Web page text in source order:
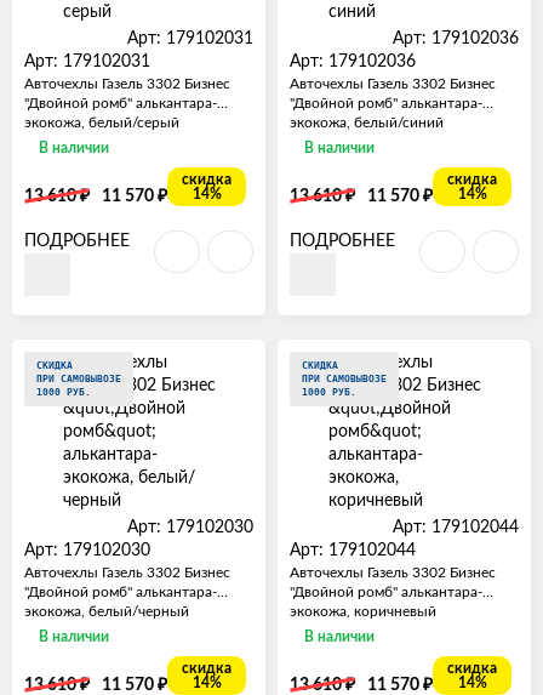
Арт: 179102031
Арт: 179102031
Авточехлы Газель 3302 Бизнес
"Двойной ромб" алькантара-
экокожа, белый/серый
В наличии
13 610₽ 11 570 ₽
скидка
14%
ПОДРОБНЕЕ
Арт: 179102036
Арт: 179102036
Авточехлы Газель 3302 Бизнес
"Двойной ромб" алькантара-
экокожа, белый/синий
В наличии
13 610₽ 11 570 ₽
скидка
14%
ПОДРОБНЕЕ
СКИДКА
ПРИ САМОВЫВОЗЕ
1000 РУБ.
Арт: 179102030
Арт: 179102030
Авточехлы Газель 3302 Бизнес
"Двойной ромб" алькантара-
экокожа, белый/черный
В наличии
13 610₽ 11 570 ₽
скидка
14%
СКИДКА
ПРИ САМОВЫВОЗЕ
1000 РУБ.
Арт: 179102044
Арт: 179102044
Авточехлы Газель 3302 Бизнес
"Двойной ромб" алькантара-
экокожа, коричневый
В наличии
13 610₽ 11 570 ₽
скидка
14%